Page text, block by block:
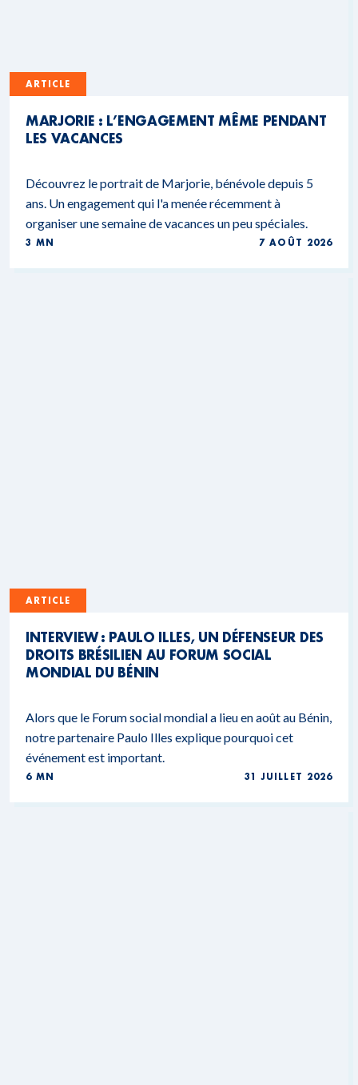
ARTICLE
MARJORIE : L’ENGAGEMENT MÊME PENDANT
LES VACANCES
Découvrez le portrait de Marjorie, bénévole depuis 5
ans. Un engagement qui l'a menée récemment à
organiser une semaine de vacances un peu spéciales.
3 MN 7 AOÛT 2026
ARTICLE
INTERVIEW : PAULO ILLES, UN DÉFENSEUR DES
DROITS BRÉSILIEN AU FORUM SOCIAL
MONDIAL DU BÉNIN
Alors que le Forum social mondial a lieu en août au Bénin,
notre partenaire Paulo Illes explique pourquoi cet
événement est important.
6 MN 31 JUILLET 2026